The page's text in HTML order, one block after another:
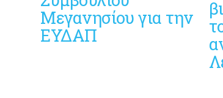
Μεγανησίου για την
ΕΥΔΑΠ